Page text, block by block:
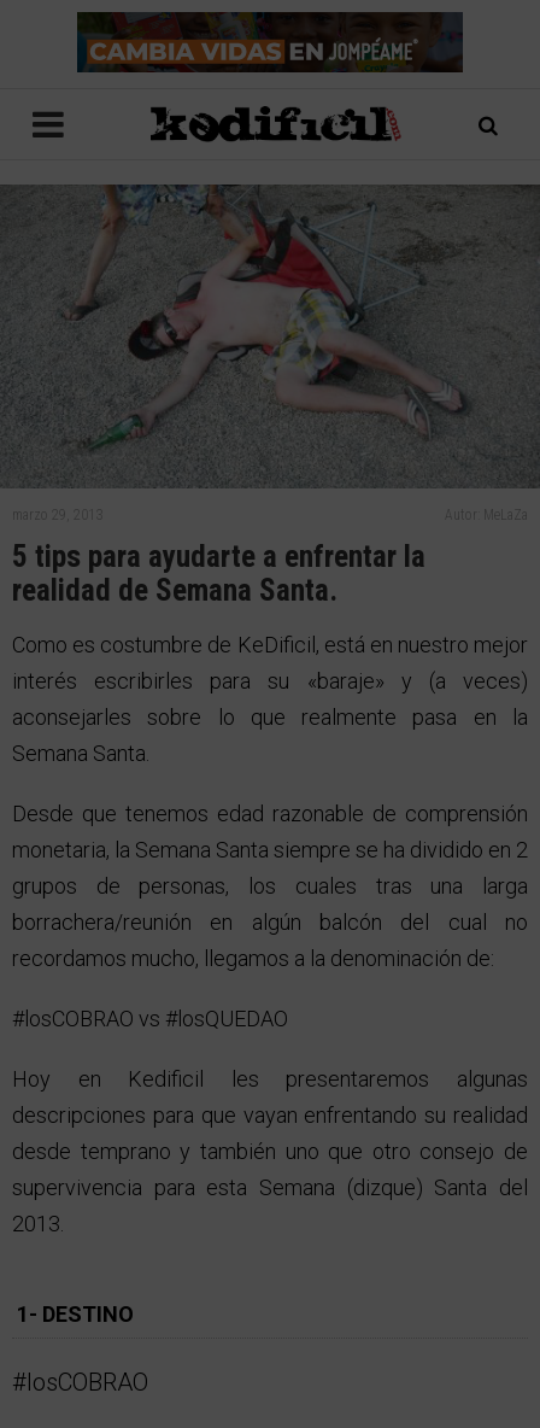
marzo 29, 2013 Autor: MeLaZa
5 tips para ayudarte a enfrentar la
realidad de Semana Santa.
Como es costumbre de KeDificil, está en nuestro mejor
interés escribirles para su «baraje» y (a veces)
aconsejarles sobre lo que realmente pasa en la
Semana Santa.
Desde que tenemos edad razonable de comprensión
monetaria, la Semana Santa siempre se ha dividido en 2
grupos de personas, los cuales tras una larga
borrachera/reunión en algún balcón del cual no
recordamos mucho, llegamos a la denominación de:
#losCOBRAO vs #losQUEDAO
Hoy en Kedificil les presentaremos algunas
descripciones para que vayan enfrentando su realidad
desde temprano y también uno que otro consejo de
supervivencia para esta Semana (dizque) Santa del
2013.
1- DESTINO
#losCOBRAO